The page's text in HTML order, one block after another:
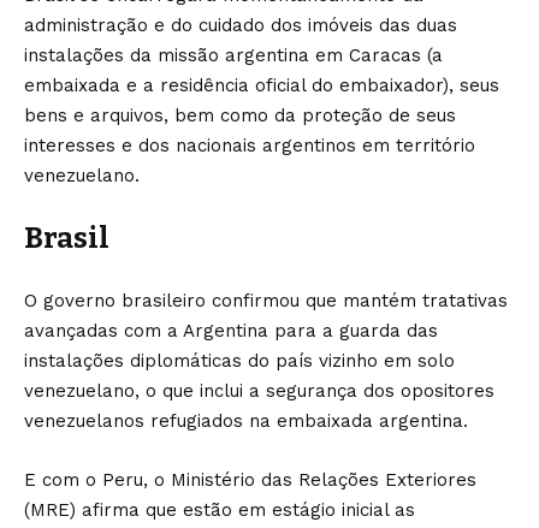
administração e do cuidado dos imóveis das duas
instalações da missão argentina em Caracas (a
embaixada e a residência oficial do embaixador), seus
bens e arquivos, bem como da proteção de seus
interesses e dos nacionais argentinos em território
venezuelano.
Brasil
O governo brasileiro confirmou que mantém tratativas
avançadas com a Argentina para a guarda das
instalações diplomáticas do país vizinho em solo
venezuelano, o que inclui a segurança dos opositores
venezuelanos refugiados na embaixada argentina.
E com o Peru, o Ministério das Relações Exteriores
(MRE) afirma que estão em estágio inicial as